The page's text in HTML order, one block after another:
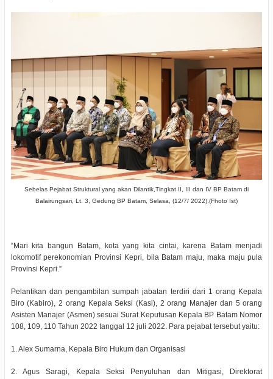
Sebelas Pejabat Struktural yang akan Dilantik,Tingkat II, III dan IV BP Batam di
Balairungsari, Lt. 3, Gedung BP Batam, Selasa, (12/7/ 2022).(Fhoto Ist)
“Mari kita bangun Batam, kota yang kita cintai, karena Batam menjadi
lokomotif perekonomian Provinsi Kepri, bila Batam maju, maka maju pula
Provinsi Kepri.”
Pelantikan dan pengambilan sumpah jabatan terdiri dari 1 orang Kepala
Biro (Kabiro), 2 orang Kepala Seksi (Kasi), 2 orang Manajer dan 5 orang
Asisten Manajer (Asmen) sesuai Surat Keputusan Kepala BP Batam Nomor
108, 109, 110 Tahun 2022 tanggal 12 juli 2022. Para pejabat tersebut yaitu:
1. Alex Sumarna, Kepala Biro Hukum dan Organisasi
2. Agus Saragi, Kepala Seksi Penyuluhan dan Mitigasi, Direktorat